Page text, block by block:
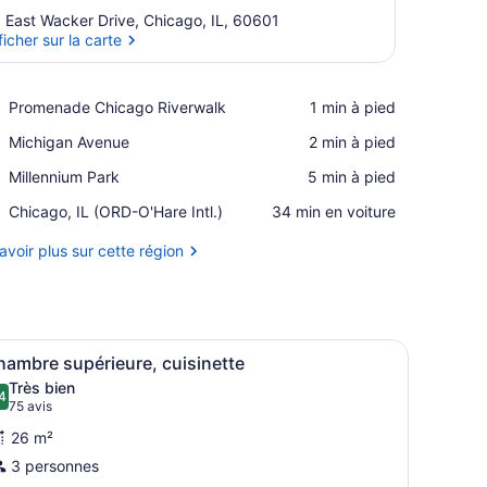
East Wacker Drive, Chicago, IL, 60601
sur la carte
Promenade Chicago Riverwalk
Place,
Chicago
‪1 min à pied‬
Michigan Avenue
Place,
Avenue
‪2 min à pied‬
Millennium Park
Place,
Park
‪5 min à pied‬
Chicago, IL (ORD-O'Hare Intl.)
Airport,
IL
‪34 min en voiture‬
plus sur cette région
rideau.
fauteuils en cuir, d’une table ronde et d’œuvres d’art accrochées aux
Une chambre d’hôtel comprenant un lit,
10 supérieure, cuisinette
sur 10
Très bien
75 avis
(75 avis)
26 m²
3 personnes